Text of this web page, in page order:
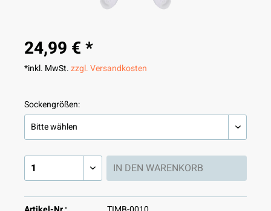
24,99 € *
*inkl. MwSt.zzgl. Versandkosten
Sockengrößen:
IN DEN WARENKORB